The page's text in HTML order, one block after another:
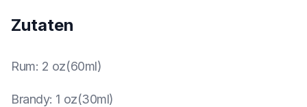
Zutaten
Rum: 2 oz(60ml)
Brandy: 1 oz(30ml)